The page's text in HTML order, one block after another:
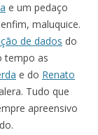
e um pedaço
maluquice.
de dados do
tempo as
e do Renato
Tudo que
apreensivo